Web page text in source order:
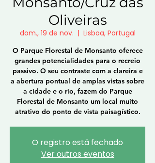
Oliveiras
dom., 19 de nov.
  |
Lisboa, Portugal
O Parque Florestal de Monsanto oferece
grandes potencialidades para o recreio
passivo. O seu contraste com a clareira e
a abertura pontual de amplas vistas sobre
a cidade e o rio, fazem do Parque
Florestal de Monsanto um local muito
atrativo do ponto de vista paisagístico.
O registro está fechado
Ver outros eventos